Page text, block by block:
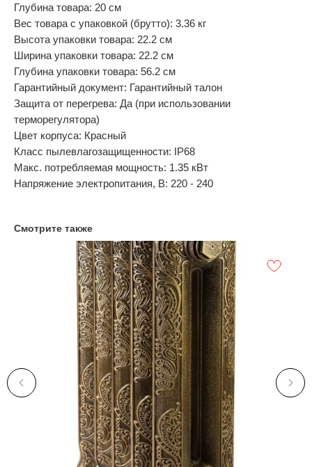
Глубина товара: 20 см
Вес товара с упаковкой (брутто): 3.36 кг
Высота упаковки товара: 22.2 см
Ширина упаковки товара: 22.2 см
Глубина упаковки товара: 56.2 см
Гарантийный документ: Гарантийный талон
Защита от перегрева: Да (при использовании
терморегулятора)
Цвет корпуса: Красный
Класс пылевлагозащищенности: IP68
Макс. потребляемая мощность: 1.35 кВт
Напряжение электропитания, В: 220 - 240
Смотрите также